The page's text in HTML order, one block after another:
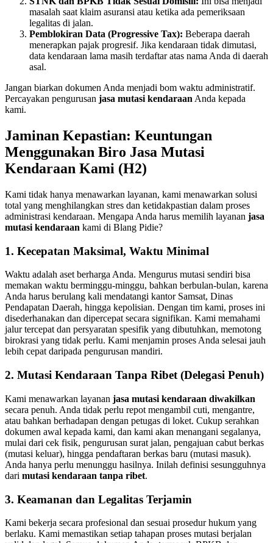
masalah saat klaim asuransi atau ketika ada pemeriksaan
legalitas di jalan.
Pemblokiran Data (Progressive Tax): Beberapa daerah
menerapkan pajak progresif. Jika kendaraan tidak dimutasi,
data kendaraan lama masih terdaftar atas nama Anda di daerah
asal.
Jangan biarkan dokumen Anda menjadi bom waktu administratif.
Percayakan pengurusan jasa mutasi kendaraan Anda kepada
kami.
Jaminan Kepastian: Keuntungan
Menggunakan Biro Jasa Mutasi
Kendaraan Kami (H2)
Kami tidak hanya menawarkan layanan, kami menawarkan solusi
total yang menghilangkan stres dan ketidakpastian dalam proses
administrasi kendaraan. Mengapa Anda harus memilih layanan jasa
mutasi kendaraan kami di Blang Pidie?
1. Kecepatan Maksimal, Waktu Minimal
Waktu adalah aset berharga Anda. Mengurus mutasi sendiri bisa
memakan waktu berminggu-minggu, bahkan berbulan-bulan, karena
Anda harus berulang kali mendatangi kantor Samsat, Dinas
Pendapatan Daerah, hingga kepolisian. Dengan tim kami, proses ini
disederhanakan dan dipercepat secara signifikan. Kami memahami
jalur tercepat dan persyaratan spesifik yang dibutuhkan, memotong
birokrasi yang tidak perlu. Kami menjamin proses Anda selesai jauh
lebih cepat daripada pengurusan mandiri.
2. Mutasi Kendaraan Tanpa Ribet (Delegasi Penuh)
Kami menawarkan layanan jasa mutasi kendaraan diwakilkan
secara penuh. Anda tidak perlu repot mengambil cuti, mengantre,
atau bahkan berhadapan dengan petugas di loket. Cukup serahkan
dokumen awal kepada kami, dan kami akan menangani segalanya,
mulai dari cek fisik, pengurusan surat jalan, pengajuan cabut berkas
(mutasi keluar), hingga pendaftaran berkas baru (mutasi masuk).
Anda hanya perlu menunggu hasilnya. Inilah definisi sesungguhnya
dari mutasi kendaraan tanpa ribet.
3. Keamanan dan Legalitas Terjamin
Kami bekerja secara profesional dan sesuai prosedur hukum yang
berlaku. Kami memastikan setiap tahapan proses mutasi berjalan